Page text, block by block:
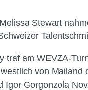
Stewart
traf am WEVZA-
von
Igor Gorgonzola